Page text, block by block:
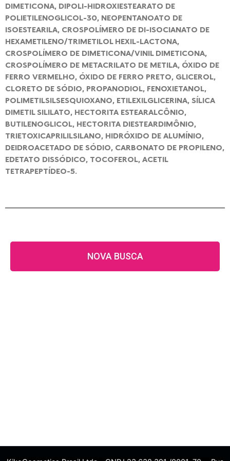
DIMETICONA, DIPOLI-HIDROXIESTEARATO DE
POLIETILENOGLICOL-30, NEOPENTANOATO DE
ISOESTEARILA, CROSPOLÍMERO DE DI-ISOCIANATO DE
HEXAMETILENO/TRIMETILOL HEXIL-LACTONA,
CROSPOLÍMERO DE DIMETICONA/VINIL DIMETICONA,
CROSPOLÍMERO DE METACRILATO DE METILA, ÓXIDO DE
FERRO VERMELHO, ÓXIDO DE FERRO PRETO, GLICEROL,
CLORETO DE SÓDIO, PROPANODIOL, FENOXIETANOL,
POLIMETILSILSESQUIOXANO, ETILEXILGLICERINA, SÍLICA
DIMETIL SILILATO, HECTORITA ESTEARALCÔNIO,
BUTILENOGLICOL, HECTORITA DIESTEARDIMÔNIO,
TRIETOXICAPRILILSILANO, HIDRÓXIDO DE ALUMÍNIO,
DEIDROACETADO DE SÓDIO, CARBONATO DE PROPILENO,
EDETATO DISSÓDICO, TOCOFEROL, ACETIL
TETRAPEPTÍDEO-5.
NOVA BUSCA